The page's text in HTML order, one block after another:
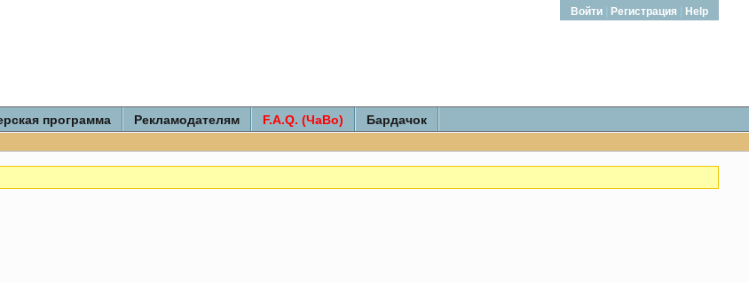
Войти Регистрация Help
программа Рекламодателям F.A.Q. (ЧаВо) Бардачок